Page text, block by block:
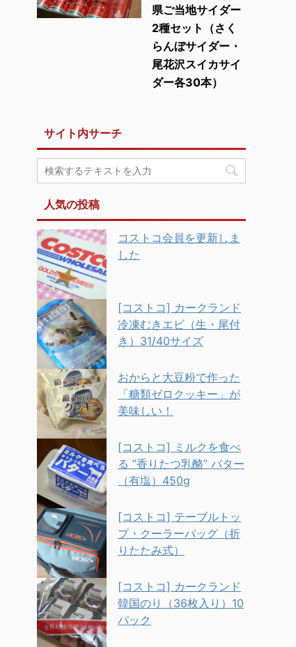
県ご当地サイダー
2種セット（さく
らんぼサイダー・
尾花沢スイカサイ
ダー各30本）
サイト内サーチ
人気の投稿
コストコ会員を更新しま
した
[コストコ] カークランド
冷凍むきエビ（生・尾付
き）31/40サイズ
おからと大豆粉で作った
「糖類ゼロクッキー」が
美味しい！
[コストコ] ミルクを食べ
る ”香りたつ乳酪” バター
（有塩）450g
[コストコ] テーブルトッ
プ・クーラーバッグ（折
りたたみ式）
[コストコ] カークランド
韓国のり（36枚入り）10
パック